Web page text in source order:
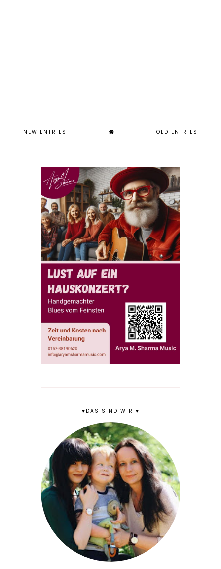
NEW ENTRIES OLD ENTRIES
♥DAS SIND WIR ♥